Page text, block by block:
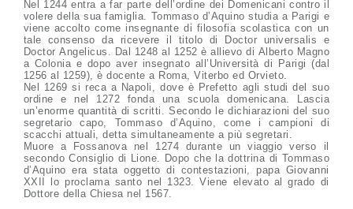
Nel 1244 entra a far parte dell’ordine dei Domenicani contro il
volere della sua famiglia. Tommaso d’Aquino studia a Parigi e
viene accolto come insegnante di filosofia scolastica con un
tale consenso da ricevere il titolo di Doctor universalis e
Doctor Angelicus. Dal 1248 al 1252 è allievo di Alberto Magno
a Colonia e dopo aver insegnato all’Università di Parigi (dal
1256 al 1259), è docente a Roma, Viterbo ed Orvieto.
Nel 1269 si reca a Napoli, dove è Prefetto agli studi del suo
ordine e nel 1272 fonda una scuola domenicana. Lascia
un’enorme quantità di scritti. Secondo le dichiarazioni del suo
segretario capo, Tommaso d’Aquino, come i campioni di
scacchi attuali, detta simultaneamente a più segretari.
Muore a Fossanova nel 1274 durante un viaggio verso il
secondo Consiglio di Lione. Dopo che la dottrina di Tommaso
d’Aquino era stata oggetto di contestazioni, papa Giovanni
XXII lo proclama santo nel 1323. Viene elevato al grado di
Dottore della Chiesa nel 1567.